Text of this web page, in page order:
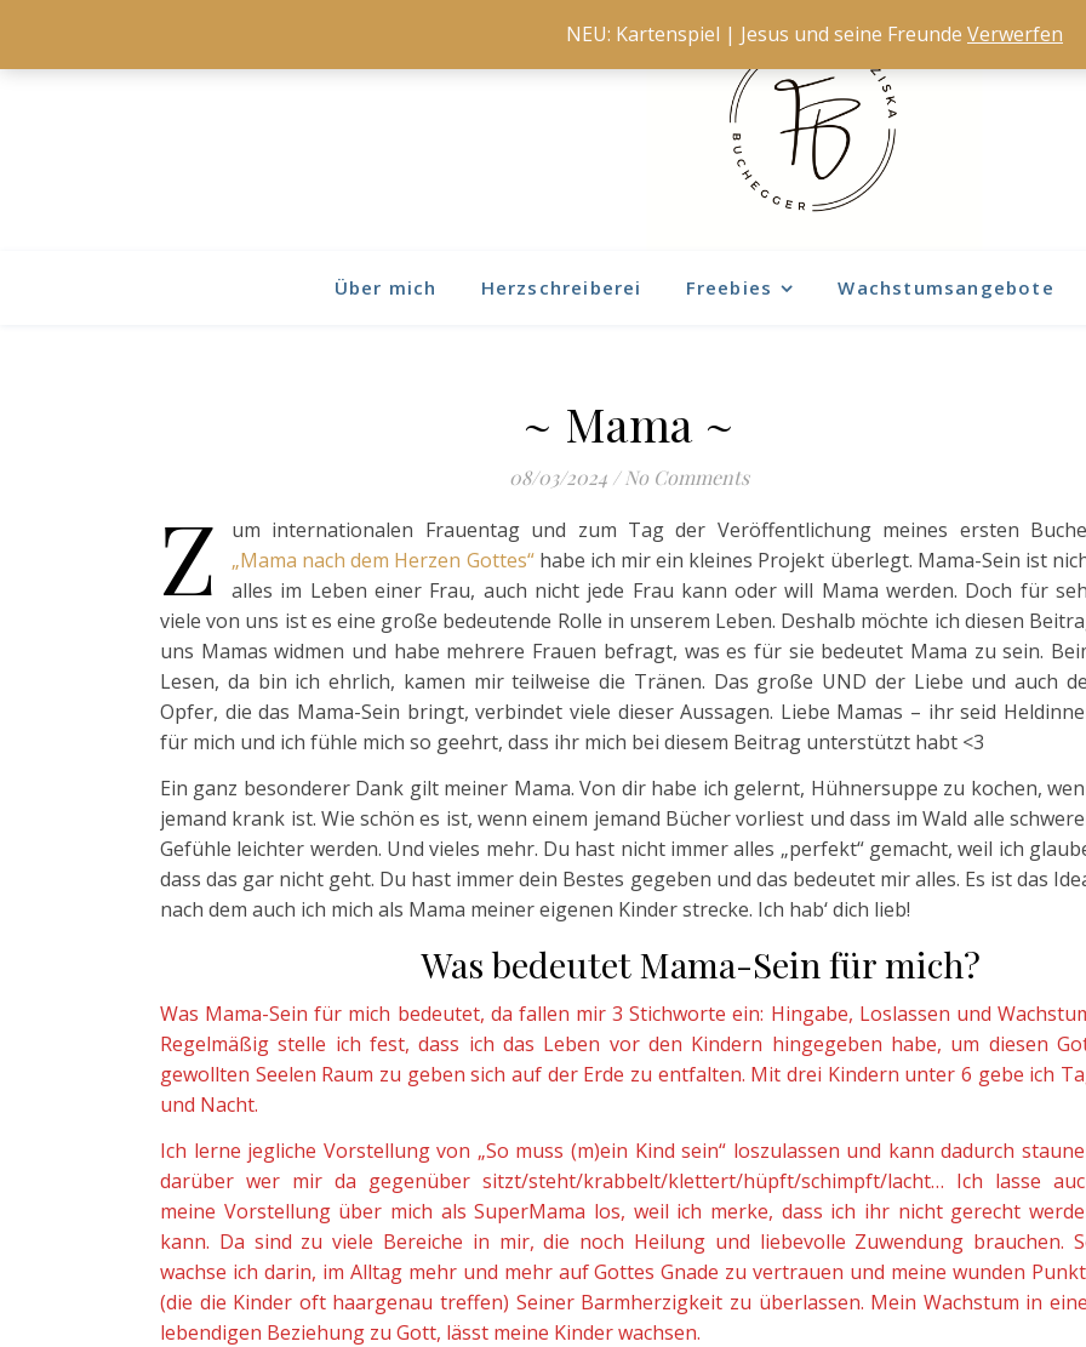
Über mich Herzschreiberei Freebies Wachstumsangebote
~ Mama ~
08/03/2024 / No Comments
Z
um internationalen Frauentag und zum Tag der Veröffentlichung meines ersten
„Mama nach dem Herzen Gottes“habe ich mir ein kleines Projekt überlegt. Mama-Sein ist
alles im Leben einer Frau, auch nicht jede Frau kann oder will Mama werden. Doch für
viele von uns ist es eine große bedeutende Rolle in unserem Leben. Deshalb möchte ich diesen
uns Mamas widmen und habe mehrere Frauen befragt, was es für sie bedeutet Mama zu sein.
Lesen, da bin ich ehrlich, kamen mir teilweise die Tränen. Das große UND der Liebe und auch
Opfer, die das Mama-Sein bringt, verbindet viele dieser Aussagen. Liebe Mamas – ihr seid
für mich und ich fühle mich so geehrt, dass ihr mich bei diesem Beitrag unterstützt habt <3
Ein ganz besonderer Dank gilt meiner Mama. Von dir habe ich gelernt, Hühnersuppe zu kochen,
jemand krank ist. Wie schön es ist, wenn einem jemand Bücher vorliest und dass im Wald alle
Gefühle leichter werden. Und vieles mehr. Du hast nicht immer alles „perfekt“ gemacht, weil ich
dass das gar nicht geht. Du hast immer dein Bestes gegeben und das bedeutet mir alles. Es ist das
nach dem auch ich mich als Mama meiner eigenen Kinder strecke. Ich hab‘ dich lieb!
Was bedeutet Mama-Sein für mich?
Was Mama-Sein für mich bedeutet, da fallen mir 3 Stichworte ein: Hingabe, Loslassen und
Regelmäßig stelle ich fest, dass ich das Leben vor den Kindern hingegeben habe, um diesen
gewollten Seelen Raum zu geben sich auf der Erde zu entfalten. Mit drei Kindern unter 6 gebe ich
und Nacht.
Ich lerne jegliche Vorstellung von „So muss (m)ein Kind sein“ loszulassen und kann dadurch
darüber wer mir da gegenüber sitzt/steht/krabbelt/klettert/hüpft/schimpft/lacht… Ich lasse
meine Vorstellung über mich als SuperMama los, weil ich merke, dass ich ihr nicht gerecht
kann. Da sind zu viele Bereiche in mir, die noch Heilung und liebevolle Zuwendung brauchen.
wachse ich darin, im Alltag mehr und mehr auf Gottes Gnade zu vertrauen und meine wunden
(die die Kinder oft haargenau treffen) Seiner Barmherzigkeit zu überlassen. Mein Wachstum in
lebendigen Beziehung zu Gott, lässt meine Kinder wachsen.
NEU: Kartenspiel | Jesus und seine Freunde Verwerfen